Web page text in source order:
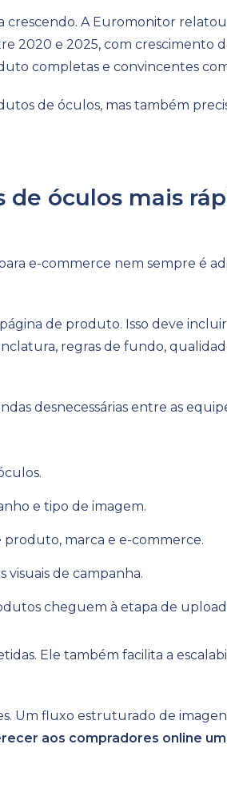
A Euromonitor
2020 e 2025, com crescimento
completas e convincentes
de óculos, mas também
óculos mais
e-commerce nem sempre é
de produto. Isso deve
regras de fundo,
desnecessárias entre as
e tipo de imagem.
marca e e-commerce.
visuais de campanha.
cheguem à etapa de
Ele também facilita a
Um fluxo estruturado de
aos compradores online